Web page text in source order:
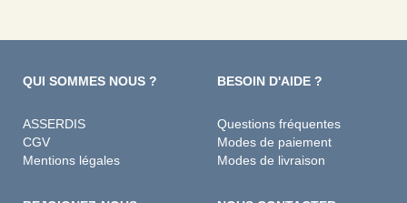
QUI SOMMES NOUS ?
ASSERDIS
CGV
Mentions légales
BESOIN D'AIDE ?
Questions fréquentes
Modes de paiement
Modes de livraison